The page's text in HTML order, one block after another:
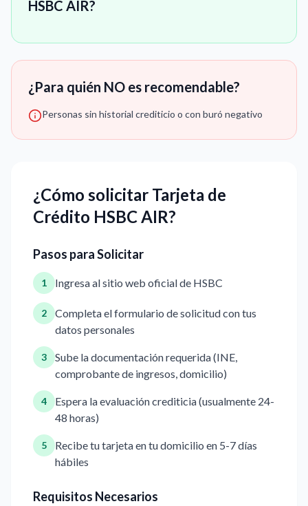
HSBC AIR?
¿Para quién NO es recomendable?
Personas sin historial crediticio o con buró negativo
¿Cómo solicitar Tarjeta de
Crédito HSBC AIR?
Pasos para Solicitar
1 Ingresa al sitio web oficial de HSBC
2
Completa el formulario de solicitud con tus
datos personales
3
Sube la documentación requerida (INE,
comprobante de ingresos, domicilio)
4
Espera la evaluación crediticia (usualmente 24-
48 horas)
5
Recibe tu tarjeta en tu domicilio en 5-7 días
hábiles
Requisitos Necesarios